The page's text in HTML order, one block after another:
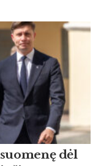
dėl